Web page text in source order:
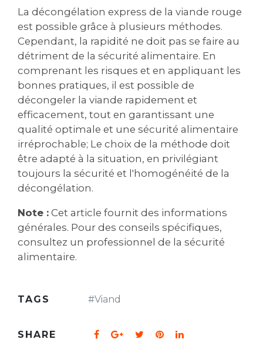
La décongélation express de la viande rouge
est possible grâce à plusieurs méthodes.
Cependant, la rapidité ne doit pas se faire au
détriment de la sécurité alimentaire. En
comprenant les risques et en appliquant les
bonnes pratiques, il est possible de
décongeler la viande rapidement et
efficacement, tout en garantissant une
qualité optimale et une sécurité alimentaire
irréprochable; Le choix de la méthode doit
être adapté à la situation, en privilégiant
toujours la sécurité et l'homogénéité de la
décongélation.
Note : Cet article fournit des informations
générales. Pour des conseils spécifiques,
consultez un professionnel de la sécurité
alimentaire.
TAGS #Viand
SHARE